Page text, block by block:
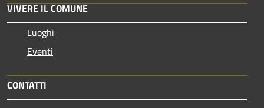
VIVERE IL COMUNE
Luoghi
Eventi
CONTATTI